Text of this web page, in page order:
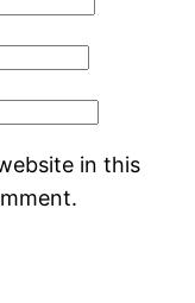
in this